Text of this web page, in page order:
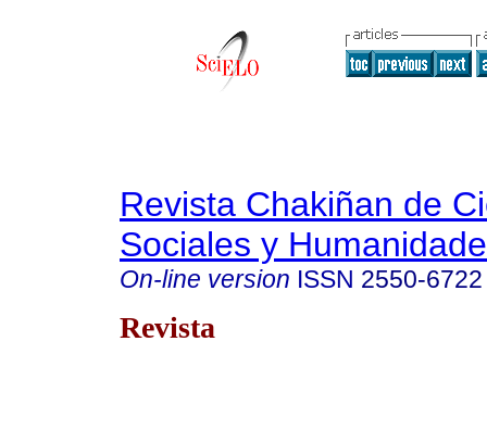
Revista Chakiñan de
Sociales y
On-line version ISSN 2550-6722
Revista